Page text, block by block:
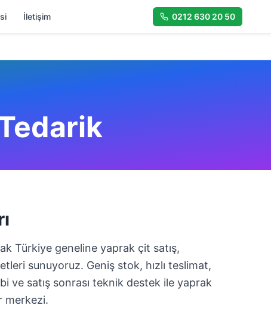
İletişim 0212 630 20 50
Türkiye geneline yaprak çit satış,
sunuyoruz. Geniş stok, hızlı teslimat,
ve satış sonrası teknik destek ile yaprak
merkezi.